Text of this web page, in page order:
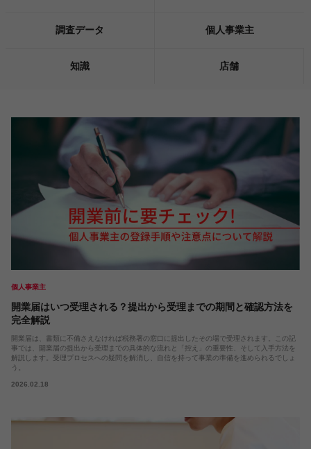
調査データ 個人事業主
知識 店舗
個人事業主
開業届はいつ受理される？提出から受理までの期間と確認方法を
完全解説
開業届は、書類に不備さえなければ税務署の窓口に提出したその場で受理されます。この記
事では、開業届の提出から受理までの具体的な流れと「控え」の重要性、そして入手方法を
解説します。受理プロセスへの疑問を解消し、自信を持って事業の準備を進められるでしょ
う。
2026.02.18